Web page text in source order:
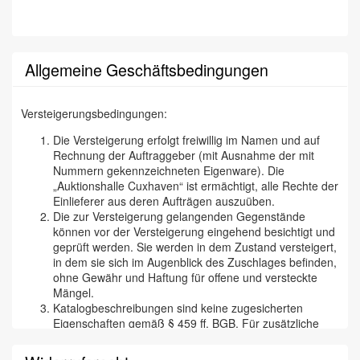
Allgemeine Geschäftsbedingungen
Versteigerungsbedingungen:
Die Versteigerung erfolgt freiwillig im Namen und auf
Rechnung der Auftraggeber (mit Ausnahme der mit
Nummern gekennzeichneten Eigenware). Die
„Auktionshalle Cuxhaven“ ist ermächtigt, alle Rechte der
Einlieferer aus deren Aufträgen auszuüben.
Die zur Versteigerung gelangenden Gegenstände
können vor der Versteigerung eingehend besichtigt und
geprüft werden. Sie werden in dem Zustand versteigert,
in dem sie sich im Augenblick des Zuschlages befinden,
ohne Gewähr und Haftung für offene und versteckte
Mängel.
Katalogbeschreibungen sind keine zugesicherten
Eigenschaften gemäß § 459 ff. BGB. Für zusätzliche
der „Cuxhavener Auktionshalle“ wird nicht gehaftet. Wir